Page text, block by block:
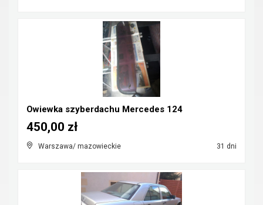
Owiewka szyberdachu Mercedes 124
Warszawa/ mazowieckie 31 dni
450,00 zł